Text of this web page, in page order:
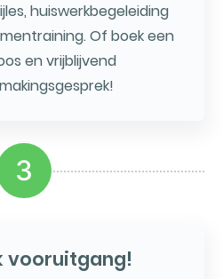
huiswerkbegeleiding
Of boek een
en vrijblijvend
3
vooruitgang!